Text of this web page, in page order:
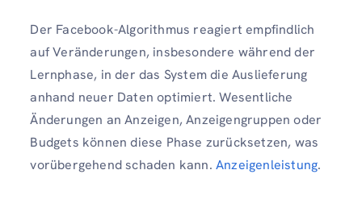
Der Facebook-Algorithmus reagiert empfindlich
auf Veränderungen, insbesondere während der
Lernphase, in der das System die Auslieferung
anhand neuer Daten optimiert. Wesentliche
Änderungen an Anzeigen, Anzeigengruppen oder
Budgets können diese Phase zurücksetzen, was
vorübergehend schaden kann. Anzeigenleistung.